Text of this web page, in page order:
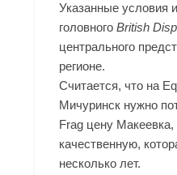
Указанные условия
головногоBritish
центрального
регионе.
Считается, что на
Мичуринск нужно
Frag цену
качественную,
несколько лет.